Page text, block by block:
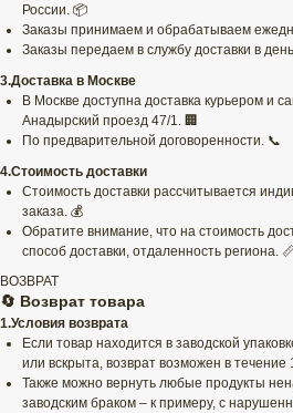
России. 📦
Заказы принимаем и обрабатываем
Заказы передаем в службу доставки в
3.Доставка в Москве
В Москве доступна доставка курьером и
Анадырский проезд 47/1. 🏢
По предварительной договоренности. 📞
4.Стоимость доставки
Стоимость доставки рассчитывается
заказа. 💰
Обратите внимание, что на стоимость
способ доставки, отдаленность региона.
ВОЗВРАТ
🔄 Возврат товара
1.Условия возврата
Если товар находится в заводской
или вскрыта, возврат возможен в
Также можно вернуть любые продукты
заводским браком – к примеру, с